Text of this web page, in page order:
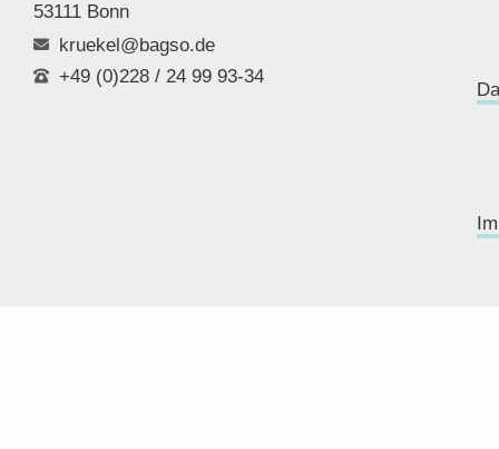
53111 Bonn
kruekel@bagso.de
+49 (0)228 / 24 99 93-34